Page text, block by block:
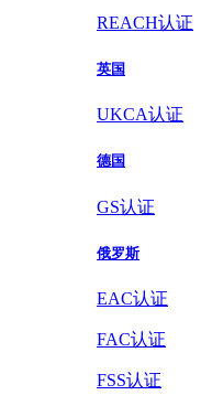
REACH认证
英国
UKCA认证
德国
GS认证
俄罗斯
EAC认证
FAC认证
FSS认证